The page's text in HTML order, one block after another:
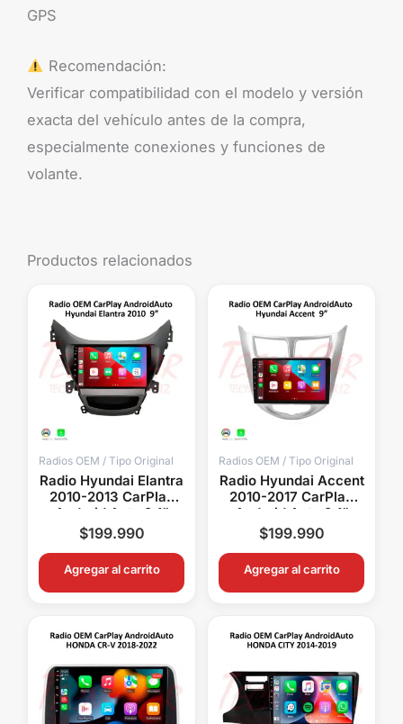
GPS
Recomendación:
Verificar compatibilidad con el modelo y versión
exacta del vehículo antes de la compra,
especialmente conexiones y funciones de
volante.
Productos relacionados
Radios OEM / Tipo Original
Radio Hyundai Elantra
2010-2013 CarPlay
Android Auto 9.1”
Pantalla OEM
Bluetooth GPS WiFi
$199.990
Agregar al carrito
Radios OEM / Tipo Original
Radio Hyundai Accent
2010-2017 CarPlay
Android Auto 9.1”
Pantalla OEM Android
15 Bluetooth GPS
$199.990
Agregar al carrito